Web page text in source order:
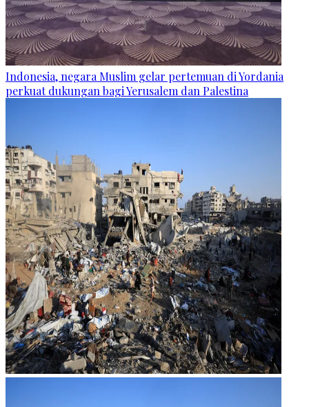
Indonesia, negara Muslim gelar pertemuan di Yordania
perkuat dukungan bagi Yerusalem dan Palestina